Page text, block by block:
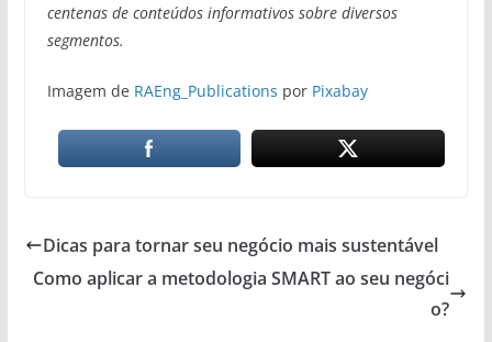
centenas de conteúdos informativos sobre diversos
segmentos.
Imagem de RAEng_Publications por Pixabay
Dicas para tornar seu negócio mais sustentável
Como aplicar a metodologia SMART ao seu negóci
o?